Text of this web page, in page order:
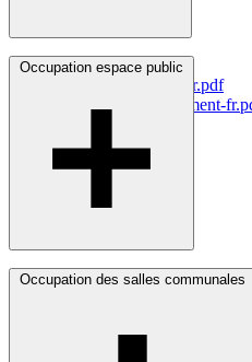
bornes.pdf
parc-de-circulation-fr.pdf
reglement-stationnement-
Occupation espace public
Plantations et Signalisation
l’occupation temporaire de
Vie économique-
générales et les taxes
Vie économique et
Occupation des salles communales